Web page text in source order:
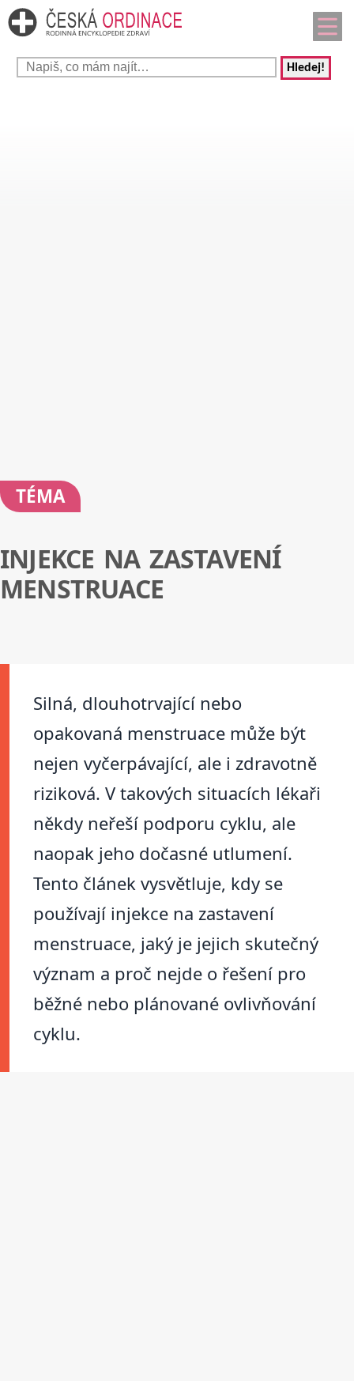
Hledej!
TÉMA
INJEKCE NA ZASTAVENÍ
MENSTRUACE
Silná, dlouhotrvající nebo
opakovaná menstruace může být
nejen vyčerpávající, ale i zdravotně
riziková. V takových situacích lékaři
někdy neřeší podporu cyklu, ale
naopak jeho dočasné utlumení.
Tento článek vysvětluje, kdy se
používají injekce na zastavení
menstruace, jaký je jejich skutečný
význam a proč nejde o řešení pro
běžné nebo plánované ovlivňování
cyklu.